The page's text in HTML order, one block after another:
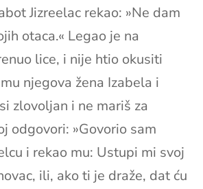
Jizreelac rekao: »Ne dam
otaca.« Legao je na
lice, i nije htio okusiti
njegova žena Izabela i
zlovoljan i ne mariš za
odgovori: »Govorio sam
i rekao mu: Ustupi mi svoj
ili, ako ti je draže, dat ću